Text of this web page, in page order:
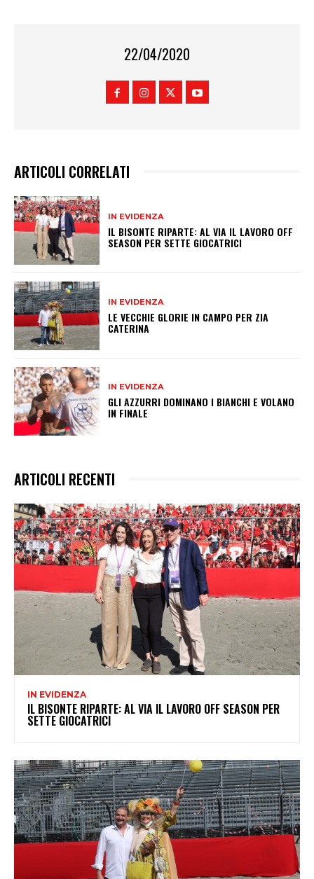
22/04/2020
ARTICOLI CORRELATI
IN EVIDENZA
IL BISONTE RIPARTE: AL VIA IL LAVORO OFF
SEASON PER SETTE GIOCATRICI
IN EVIDENZA
LE VECCHIE GLORIE IN CAMPO PER ZIA
CATERINA
IN EVIDENZA
GLI AZZURRI DOMINANO I BIANCHI E VOLANO
IN FINALE
ARTICOLI RECENTI
IN EVIDENZA
IL BISONTE RIPARTE: AL VIA IL LAVORO OFF SEASON PER
SETTE GIOCATRICI